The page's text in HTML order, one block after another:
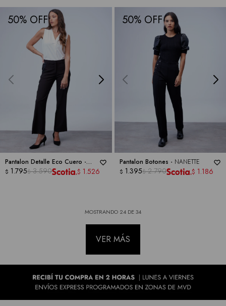
50
Pantalon Detalle Eco Cuero -
NANETTE
$ 1.795$ 3.590 $ 1.526
50
Pantalon Botones - NANETTE
$ 1.395$ 2.790 $ 1.186
MOSTRANDO 24 DE34
VER MÁS